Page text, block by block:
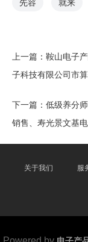
先容 就来
上一篇： 鞍山电子
子科技有限公司市
下一篇： 低级养分
销售、寿光景文基
关于我们 服